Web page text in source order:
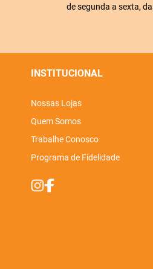
de segunda a sexta,
INSTITUCIONAL
Nossas Lojas
Quem Somos
Trabalhe Conosco
Programa de Fidelidade